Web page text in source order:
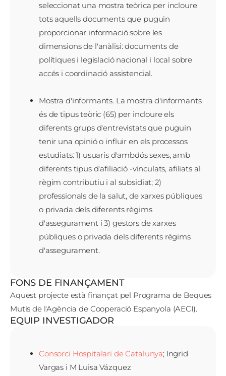
seleccionat una mostra teòrica per incloure
tots aquells documents que puguin
proporcionar informació sobre les
dimensions de l'anàlisi: documents de
polítiques i legislació nacional i local sobre
accés i coordinació assistencial.
Mostra d'informants. La mostra d'informants
és de tipus teòric (65) per incloure els
diferents grups d'entrevistats que puguin
tenir una opinió o influir en els processos
estudiats: 1) usuaris d'ambdós sexes, amb
diferents tipus d'afiliació -vinculats, afiliats al
règim contributiu i al subsidiat; 2)
professionals de la salut, de xarxes públiques
o privada dels diferents règims
d'assegurament i 3) gestors de xarxes
públiques o privada dels diferents règims
d'assegurament.
FONS DE FINANÇAMENT
Aquest projecte està finançat pel Programa de Beques
Mutis de l'Agència de Cooperació Espanyola (AECI).
EQUIP INVESTIGADOR
Consorci Hospitalari de Catalunya; Ingrid
Vargas i M Luisa Vázquez